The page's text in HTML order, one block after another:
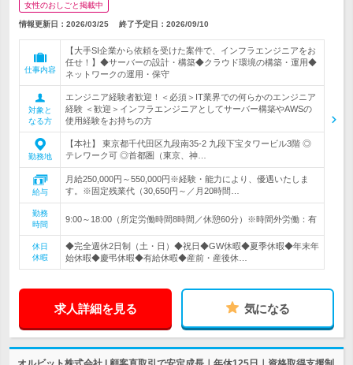
女性のおしごと掲載中
情報更新日：2026/03/25 終了予定日： 2026/09/10
仕事内容
【大手SI企業から依頼を受けた案件で、インフラエンジニアをお
任せ！】◆サーバーの設計・構築◆クラウド環境の構築・運用◆
ネットワークの運用・保守
対象と
なる方
エンジニア経験者歓迎！＜必須＞IT業界での何らかのエンジニア
経験 ＜歓迎＞インフラエンジニアとしてサーバー構築やAWSの
使用経験をお持ちの方
勤務地
【本社】 東京都千代田区九段南35-2 九段下宝タワービル3階 ◎
テレワーク可 ◎首都圏（東京、神…
給与
月給250,000円～550,000円※経験・能力により、優遇いたしま
す。※固定残業代（30,650円～／月20時間…
勤務
時間
9:00～18:00（所定労働時間8時間／休憩60分）※時間外労働：有
休日
休暇
◆完全週休2日制（土・日）◆祝日◆GW休暇◆夏季休暇◆年末年
始休暇◆慶弔休暇◆有給休暇◆産前・産後休…
求人詳細を見る 気になる